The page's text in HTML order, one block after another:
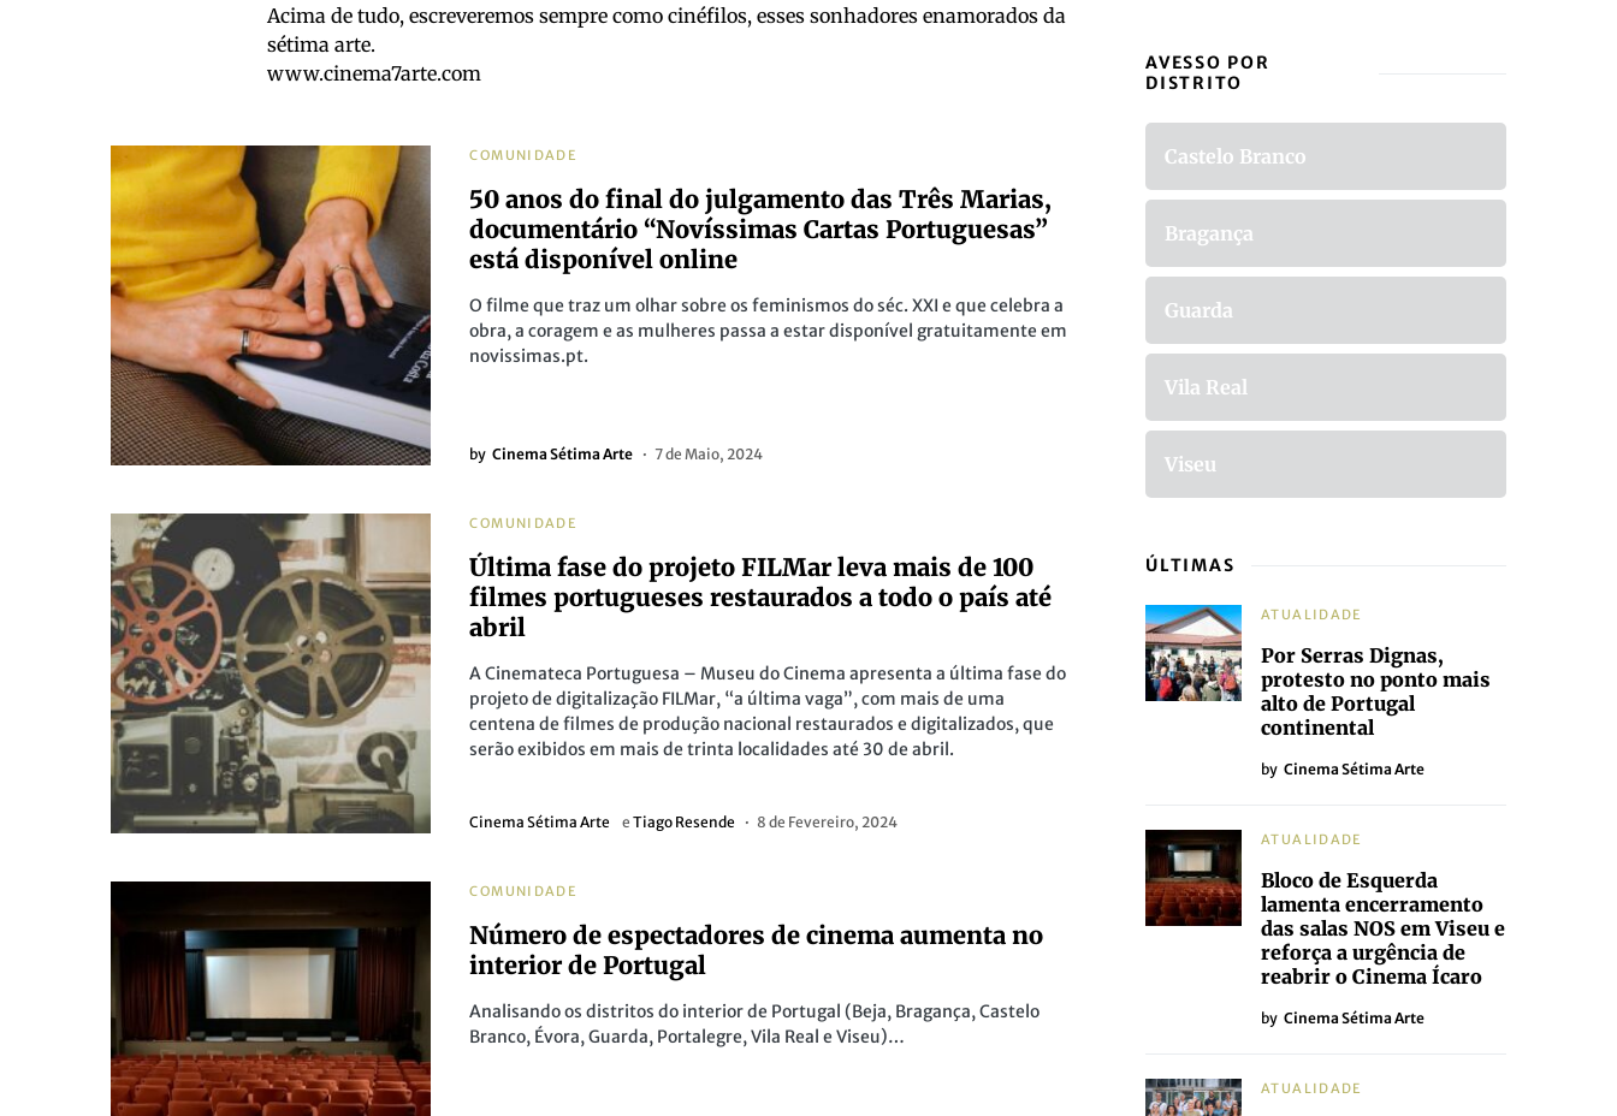
Acima de tudo, escreveremos sempre como cinéfilos, esses sonhadores enamorados da
sétima arte.
www.cinema7arte.com
COMUNIDADE
50 anos do final do julgamento das Três Marias,
documentário “Novíssimas Cartas Portuguesas”
está disponível online
O filme que traz um olhar sobre os feminismos do séc. XXI e que celebra a
obra, a coragem e as mulheres passa a estar disponível gratuitamente em
novissimas.pt.
by Cinema Sétima Arte 7 de Maio, 2024
COMUNIDADE
Última fase do projeto FILMar leva mais de 100
filmes portugueses restaurados a todo o país até
abril
A Cinemateca Portuguesa – Museu do Cinema apresenta a última fase do
projeto de digitalização FILMar, “a última vaga”, com mais de uma
centena de filmes de produção nacional restaurados e digitalizados, que
serão exibidos em mais de trinta localidades até 30 de abril.
Cinema Sétima Arte eTiago Resende 8 de Fevereiro, 2024
COMUNIDADE
Número de espectadores de cinema aumenta no
interior de Portugal
Analisando os distritos do interior de Portugal (Beja, Bragança, Castelo
Branco, Évora, Guarda, Portalegre, Vila Real e Viseu)…
AVESSO POR
DISTRITO
Castelo Branco
Bragança
Guarda
Vila Real
Viseu
ÚLTIMAS
ATUALIDADE
Por Serras Dignas,
protesto no ponto mais
alto de Portugal
continental
by Cinema Sétima Arte
ATUALIDADE
Bloco de Esquerda
lamenta encerramento
das salas NOS em Viseu e
reforça a urgência de
reabrir o Cinema Ícaro
by Cinema Sétima Arte
ATUALIDADE